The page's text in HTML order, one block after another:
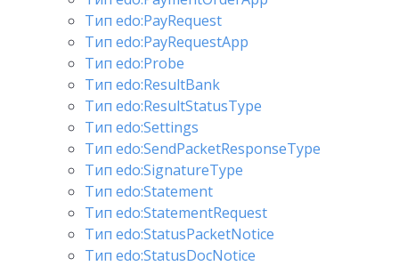
Тип edo:PayRequest
Тип edo:PayRequestApp
Тип edo:Probe
Тип edo:ResultBank
Тип edo:ResultStatusType
Тип edo:Settings
Тип edo:SendPacketResponseType
Тип edo:SignatureType
Тип edo:Statement
Тип edo:StatementRequest
Тип edo:StatusPacketNotice
Тип edo:StatusDocNotice